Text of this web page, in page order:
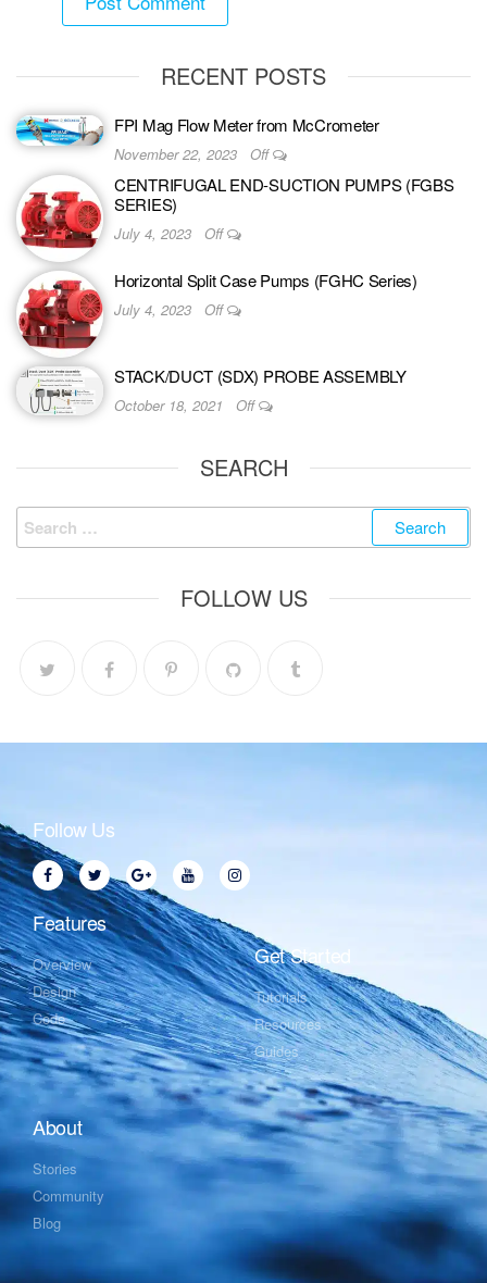
RECENT POSTS
FPI Mag Flow Meter from McCrometer
November 22, 2023 Off
CENTRIFUGAL END-SUCTION PUMPS (FGBS
SERIES)
July 4, 2023 Off
Horizontal Split Case Pumps (FGHC Series)
July 4, 2023 Off
STACK/DUCT (SDX) PROBE ASSEMBLY
October 18, 2021 Off
SEARCH
FOLLOW US
Follow Us
Features
Overview
Design
Code
Get Started
Tutorials
Resources
Guides
About
Stories
Community
Blog